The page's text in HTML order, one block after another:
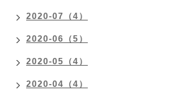
2020-07（4）
2020-06（5）
2020-05（4）
2020-04（4）